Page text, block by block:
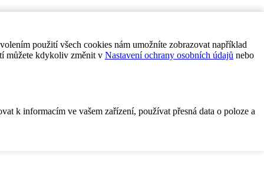
použití všech cookies nám umožníte zobrazovat například
můžete kdykoliv změnit v Nastavení ochrany osobních údajů nebo
k informacím ve vašem zařízení, používat přesná data o poloze a